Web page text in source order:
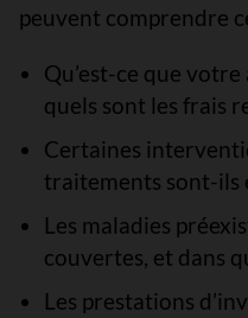
peuvent comprendre
Qu’est-ce que
quels sont les frais
Certaines
traitements sont-ils
Les maladies
couvertes, et dans
Les prestations